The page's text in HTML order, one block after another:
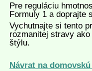
Pre reguláciu
Formuly 1 a doprajte
Vychutnajte si tento
rozmanitej stravy
štýlu.
Návrat na